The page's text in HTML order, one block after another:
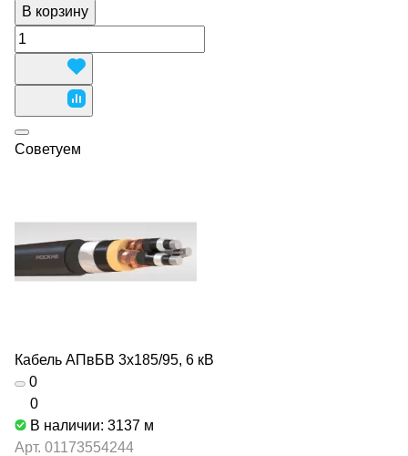
В корзину
Советуем
Кабель АПвБВ 3х185/95, 6 кВ
0
0
В наличии: 3137 м
Арт. 01173554244